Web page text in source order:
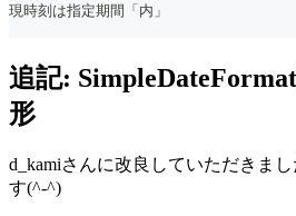
現時刻は指定期間「内」
追記:
形
d_kamiさんに改良していただきま
す(^-^)